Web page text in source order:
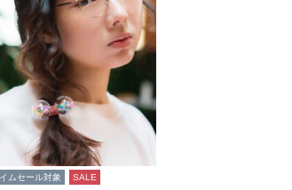
ムセール対象 SALE